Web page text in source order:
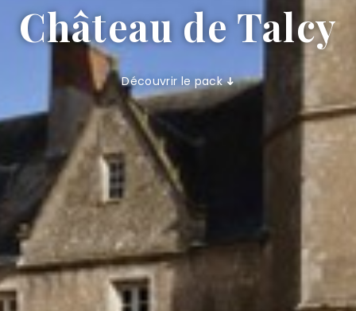
Château de Talcy
Découvrir le pack